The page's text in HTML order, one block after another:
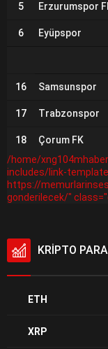
5 Erzurumspor
6 Eyüpspor
16 Samsunspor
17 Trabzonspor
18 Çorum FK
/home/
includes/link-
https://
gonderilecek/"
KRİPTO
ETH
XRP